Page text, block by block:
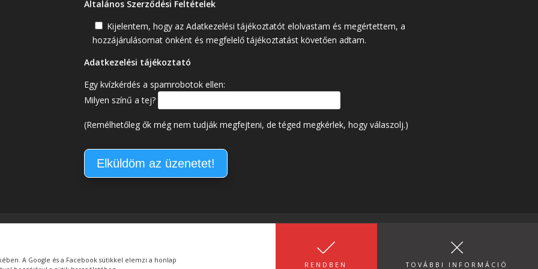
A Google és a Facebook sütikkel elemzi a honlap
RENDBEN TOVÁBBI INFORMÁCIÓ
Általános Szerződési Feltételek
Kijelentem, hogy az Adatkezelési tájékoztatót elolvastam és megértettem, a
hozzájárulásomat önként és megfelelő tájékoztatást követően adtam.
Adatkezelési tájékoztató
Egy kvízkérdés a spamrobotok ellen:
Milyen színű a tej?
(Remélhetőleg ők még nem tudják megfejteni, de téged megkérlek, hogy válaszolj.)
Vízitúra Egyesület. Minden jog fenntartva.